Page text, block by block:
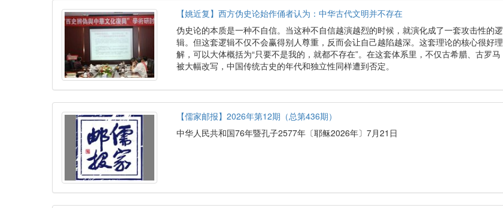
【姚近复】西方伪史论始作俑者认为：中华古代文明并不存在
伪史论的本质是一种不自信。当这种不自信越演越烈的时候，就演化成了一套攻击性的逻
辑。但这套逻辑不仅不会赢得别人尊重，反而会让自己越陷越深。这套理论的核心很好理
解，可以大体概括为“只要不是我的，就都不存在”。在这套体系里，不仅古希腊、古罗马
被大幅改写，中国传统古史的年代和独立性同样遭到否定。
【儒家邮报】2026年第12期（总第436期）
中华人民共和国76年暨孔子2577年〔耶稣2026年〕7月21日